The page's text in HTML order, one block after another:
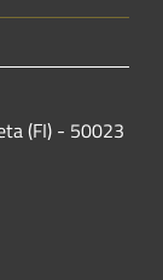
(FI) - 50023